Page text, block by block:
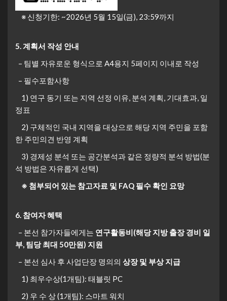
※ 신청기한: ~2026년 5월 15일(금), 23:59까지
5. 계획서 작성 안내
– 팀별 자유로운 형식으로 A4용지 5페이지 이내로 작성
– 필수포함사항
1) 연구 동기 또는 지역 선정 이유, 분석 계획, 기대효과, 일
정표
2) 구체적인 국내 지역을 대상으로 해당 지역 주민을 포함
한 주민의견 반영 계획
3) 경제성 분석 또는 공간분석과 같은 정량적 분석 방법(분
석 방법은 자유롭게 선택)
※ 첨부되어 있는 참고자료 및 FAQ 필수 확인 요망
6. 참여자 혜택
– 본선 참가자들에게는 연구활동비(해당 지방 출장 경비 일
부, 팀당 최대 50만원) 지원
– 본선 심사 후 사업단장 명의의 상장 및 부상 지급
1) 최우수상(1개팀): 태블릿 PC
2) 우 수 상 (1개팀): 스마트 워치